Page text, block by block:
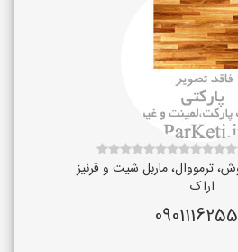
ترمووال، ماربل شیت و قرنیز
اراک